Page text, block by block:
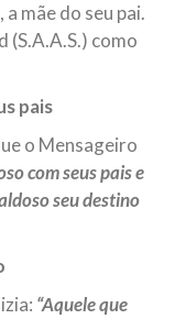
a mãe do seu pai.
(S.A.A.S.) como
pais
o Mensageiro
com seus pais e
seu destino
“Aquele que